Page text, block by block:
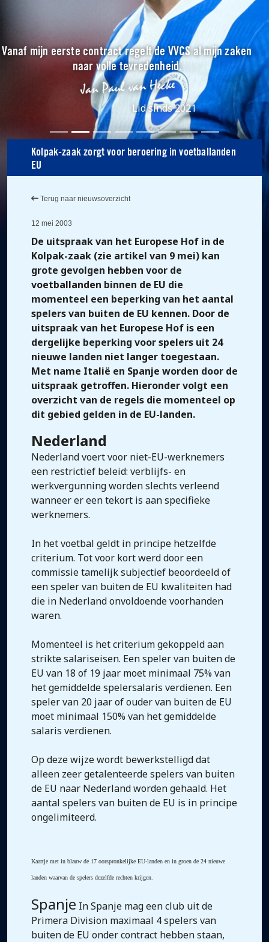
Vanaf mijn eerste contract regelt de VVCS al mijn zaken
naar volle tevredenheid.
Lid sinds 2021
Kolpak-zaak zorgt voor beroering in voetballanden
EU
Terug naar nieuwsoverzicht
12 mei 2003
De uitspraak van het Europese Hof in de
Kolpak-zaak (zie artikel van 9 mei) kan
grote gevolgen hebben voor de
voetballanden binnen de EU die
momenteel een beperking van het aantal
spelers van buiten de EU kennen. Door de
uitspraak van het Europese Hof is een
dergelijke beperking voor spelers uit 24
nieuwe landen niet langer toegestaan.
Met name Italië en Spanje worden door de
uitspraak getroffen. Hieronder volgt een
overzicht van de regels die momenteel op
dit gebied gelden in de EU-landen.
Nederland
Nederland voert voor niet-EU-werknemers
een restrictief beleid: verblijfs- en
werkvergunning worden slechts verleend
wanneer er een tekort is aan specifieke
werknemers.
In het voetbal geldt in principe hetzelfde
criterium. Tot voor kort werd door een
commissie tamelijk subjectief beoordeeld of
een speler van buiten de EU kwaliteiten had
die in Nederland onvoldoende voorhanden
waren.
Momenteel is het criterium gekoppeld aan
strikte salariseisen. Een speler van buiten de
EU van 18 of 19 jaar moet minimaal 75% van
het gemiddelde spelersalaris verdienen. Een
speler van 20 jaar of ouder van buiten de EU
moet minimaal 150% van het gemiddelde
salaris verdienen.
Op deze wijze wordt bewerkstelligd dat
alleen zeer getalenteerde spelers van buiten
de EU naar Nederland worden gehaald. Het
aantal spelers van buiten de EU is in principe
ongelimiteerd.
Kaartje met in blauw de 17 oorspronkelijke EU-landen en in groen de 24 nieuwe
landen waarvan de spelers dezelfde rechten krijgen.
Spanje In Spanje mag een club uit de
Primera Division maximaal 4 spelers van
buiten de EU onder contract hebben staan,